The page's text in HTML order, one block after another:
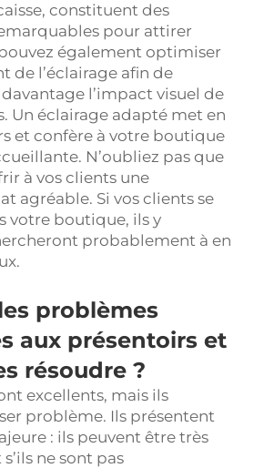
constituent des
pour attirer
également optimiser
de l’éclairage afin de
l’impact visuel de
Un éclairage adapté met en
et confère à votre boutique
N’oubliez pas que
à vos clients une
agréable. Si vos clients se
votre boutique, ils y
probablement à en
problèmes
aux présentoirs et
résoudre ?
excellents, mais ils
problème. Ils présentent
: ils peuvent être très
ne sont pas